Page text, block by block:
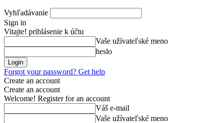
Vyhľadávanie
Sign in
Vitajte! prihlásenie k účtu
Vaše užívateľské meno
heslo
Forgot your password? Get help
Create an account
Create an account
Welcome! Register for an account
Váš e-mail
Vaše užívateľské meno